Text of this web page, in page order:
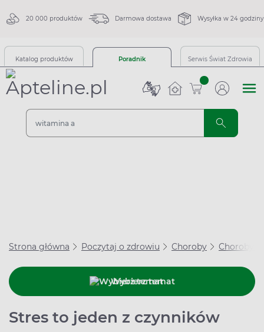
20 000 produktów Darmowa dostawa Wysyłka w 24 godziny
Katalog produktów Poradnik Serwis Świat Zdrowia
sztuk
Strona główna Poczytaj o zdrowiu Choroby Choroby
Wybierz temat
Stres to jeden z czynników